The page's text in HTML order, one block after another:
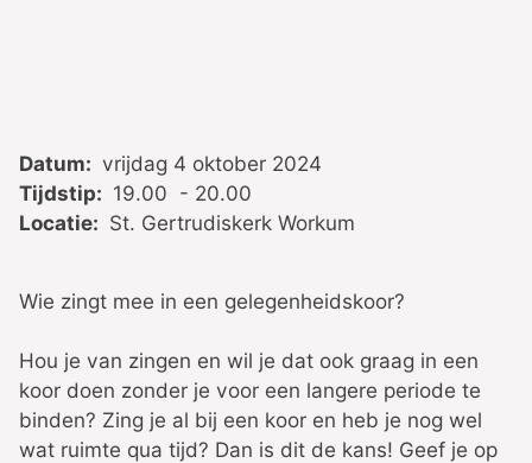
Datum: vrijdag 4 oktober 2024
Tijdstip: 19.00 - 20.00
Locatie: St. Gertrudiskerk Workum
Wie zingt mee in een gelegenheidskoor?
Hou je van zingen en wil je dat ook graag in een
koor doen zonder je voor een langere periode te
binden? Zing je al bij een koor en heb je nog wel
wat ruimte qua tijd? Dan is dit de kans! Geef je op